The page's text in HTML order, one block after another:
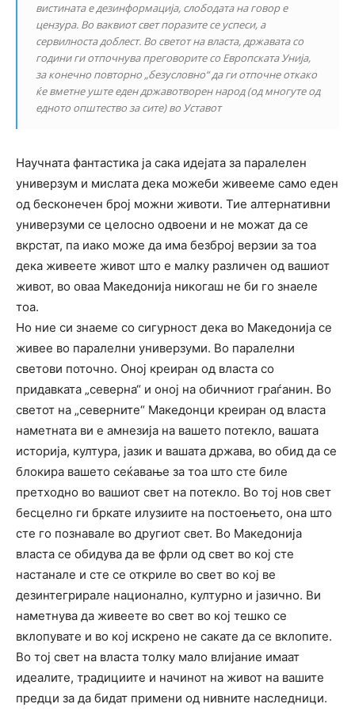
вистината е дезинформација, слободата на говор е
цензура. Во ваквиот свет поразите се успеси, а
сервилноста доблест. Во светот на власта, државата со
години ги отпочнува преговорите со Европската Унија,
за конечно повторно „безусловно“ да ги отпочне откако
ќе вметне уште еден државотворен народ (од многуте од
едното општество за сите) во Уставот
Научната фантастика ја сака идејата за паралелен
универзум и мислата дека можеби живееме само еден
од бесконечен број можни животи. Тие алтернативни
универзуми се целосно одвоени и не можат да се
вкрстат, па иако може да има безброј верзии за тоа
дека живеете живот што е малку различен од вашиот
живот, во оваа Македонија никогаш не би го знаеле
тоа.
Но ние си знаеме со сигурност дека во Македонија се
живее во паралелни универзуми. Во паралелни
светови поточно. Оној креиран од власта со
придавката „северна“ и оној на обичниот граѓанин. Во
светот на „северните“ Македонци креиран од власта
наметната ви е амнезија на вашето потекло, вашата
историја, култура, јазик и вашата држава, во обид да се
блокира вашето сеќавање за тоа што сте биле
претходно во вашиот свет на потекло. Во тој нов свет
бесцелно ги бркате илузиите на постоењето, она што
сте го познавале во другиот свет. Во Македонија
власта се обидува да ве фрли од свет во кој сте
настанале и сте се откриле во свет во кој ве
дезинтегрирале национално, културно и јазично. Ви
наметнува да живеете во свет во кој тешко се
вклопувате и во кој искрено не сакате да се вклопите.
Во тој свет на власта толку мало влијание имаат
идеалите, традициите и начинот на живот на вашите
предци за да бидат примени од нивните наследници.